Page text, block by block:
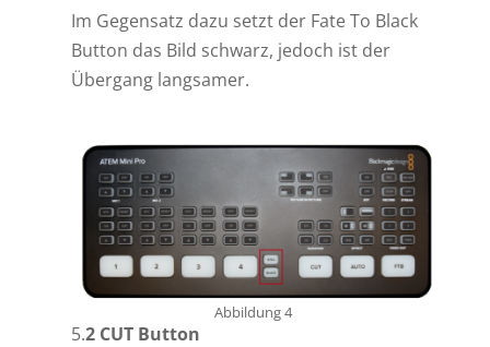
Im Gegensatz dazu setzt der Fate To Black
Button das Bild schwarz, jedoch ist der
Übergang langsamer.
Abbildung 4
5.2 CUT Button